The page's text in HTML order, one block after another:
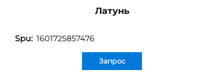
Латунь
Spu: 1601725857476
Запрос